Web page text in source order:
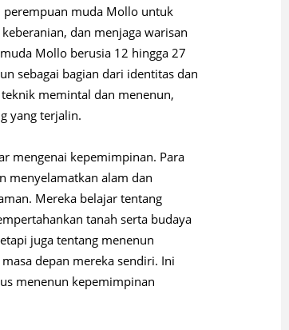
perempuan muda Mollo untuk
dan menjaga warisan
Mollo berusia 12 hingga 27
sebagai bagian dari identitas dan
memintal dan menenun,
yang terjalin.
mengenai kepemimpinan. Para
menyelamatkan alam dan
Mereka belajar tentang
tanah serta budaya
juga tentang menenun
depan mereka sendiri. Ini
menenun kepemimpinan